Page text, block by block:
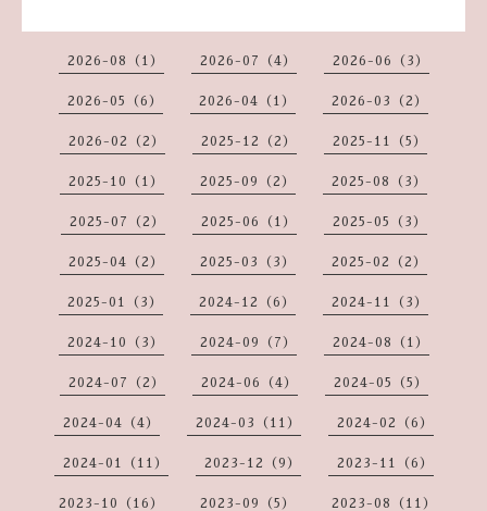
2026-08（1） 2026-07（4） 2026-06（3）
2026-05（6） 2026-04（1） 2026-03（2）
2026-02（2） 2025-12（2） 2025-11（5）
2025-10（1） 2025-09（2） 2025-08（3）
2025-07（2） 2025-06（1） 2025-05（3）
2025-04（2） 2025-03（3） 2025-02（2）
2025-01（3） 2024-12（6） 2024-11（3）
2024-10（3） 2024-09（7） 2024-08（1）
2024-07（2） 2024-06（4） 2024-05（5）
2024-04（4） 2024-03（11） 2024-02（6）
2024-01（11） 2023-12（9） 2023-11（6）
2023-10（16） 2023-09（5） 2023-08（11）